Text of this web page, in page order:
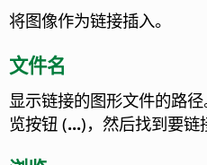
将图像作为链接插入。
文件名
显示链接的图形文件的路
览按钮 (...)，然后找到要链